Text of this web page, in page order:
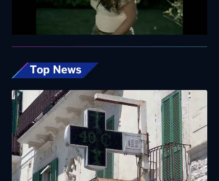
Top News